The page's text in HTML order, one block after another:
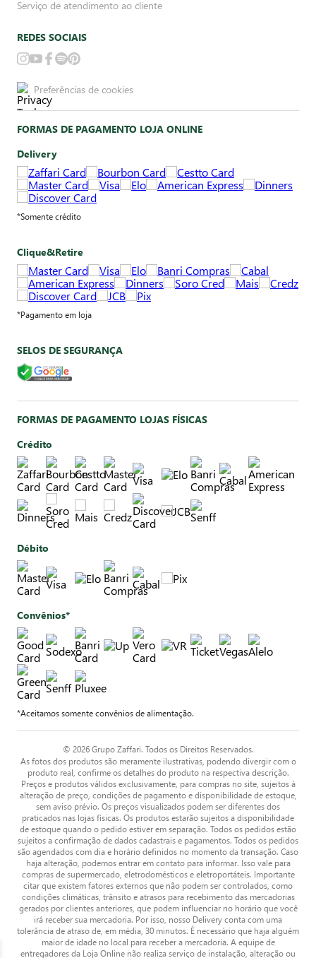
Serviço de atendimento ao cliente
REDES SOCIAIS
Preferências de cookies
FORMAS DE PAGAMENTO LOJA ONLINE
Delivery
*Somente crédito
Clique&Retire
*Pagamento em loja
SELOS DE SEGURANÇA
FORMAS DE PAGAMENTO LOJAS FÍSICAS
Crédito
Débito
Convênios*
*Aceitamos somente convênios de alimentação.
© 2026 Grupo Zaffari. Todos os Direitos Reservados.
As fotos dos produtos são meramente ilustrativas, podendo divergir com o
produto real, confirme os detalhes do produto na respectiva descrição.
Preços e produtos válidos exclusivamente, para compras no site, sujeitos à
alteração de preço, condições de pagamento e disponibilidade de estoque,
sem aviso prévio. Os preços visualizados podem ser diferentes dos
praticados nas lojas físicas. Os produtos estarão sujeitos a disponibilidade
de estoque quando o pedido estiver em separação. Todos os pedidos estão
sujeitos a confirmação de dados cadastrais e pagamentos. Todos os pedidos
são agendados com dia e horário definidos no momento da transação. Caso
haja alteração, podemos entrar em contato para informar. Isso vale para
compras de supermercado, eletrodomésticos e eletroportáteis. Importante
citar que existem fatores externos que não podem ser controlados, como
condições climáticas, trânsito e atrasos para recebimento das mercadorias
gerados por clientes anteriores, que podem influenciar no horário que você
irá receber sua mercadoria. Por isso, nosso Delivery conta com uma
tolerância de atraso de, em média, 30 minutos. É necessário que haja alguém
maior de idade no local para receber a mercadoria. A equipe de
entregadores da Loja Online não realiza serviço de instalação, alteração ou